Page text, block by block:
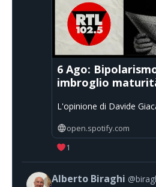
6 Ago:
imbroglio
L'opinione di Davide
open.spotify.com
1
Alberto Biraghi